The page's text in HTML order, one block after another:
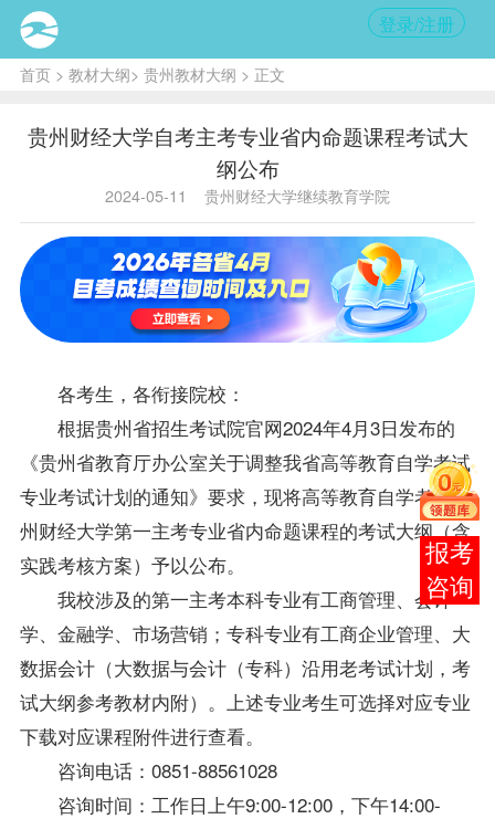
登录/注册
首页> 教材大纲> 贵州教材大纲 > 正文
贵州财经大学自考主考专业省内命题课程考试大
纲公布
2024-05-11 贵州财经大学继续教育学院
各考生，各衔接院校：
根据贵州省招生考试院官网2024年4月3日发布的
《贵州省教育厅办公室关于调整我省高等教育自学考试
专业考试计划的通知》要求，现将高等教育自学考试贵
州财经大学第一主考专业省内命题课程的考试大纲（含
实践考核方案）予以公布。
我校涉及的第一主考本科专业有工商管理、会计
学、金融学、市场营销；专科专业有工商企业管理、大
数据会计（大数据与会计（专科）沿用老考试计划，考
试大纲参考教材内附）。上述专业考生可选择对应专业
下载对应课程附件进行查看。
咨询电话：0851-88561028
咨询时间：工作日上午9:00-12:00，下午14:00-
报考
咨询